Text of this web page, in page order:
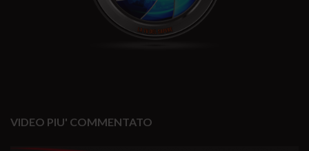
VIDEO PIU' COMMENTATO